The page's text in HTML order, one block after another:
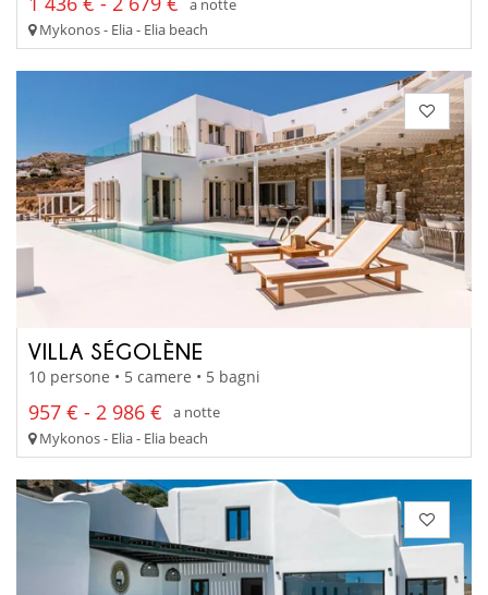
a notte
Mykonos - Elia - Elia beach
VILLA SÉGOLÈNE
10 persone • 5 camere • 5 bagni
957 € - 2 986 €
a notte
Mykonos - Elia - Elia beach